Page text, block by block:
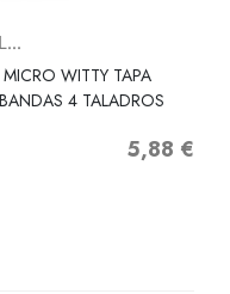
MICRO WITTY TAPA
4 TALADROS
Precio
5,88 €